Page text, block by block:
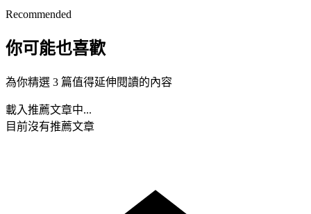
Recommended
你可能也喜歡
為你精選 3 篇值得延伸閱讀的內容
載入推薦文章中...
目前沒有推薦文章